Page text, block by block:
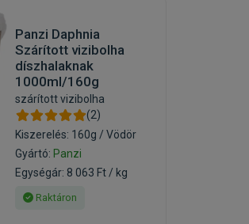
Panzi Daphnia
Szárított vizibolha
díszhalaknak
1000ml/160g
szárított vizibolha
(2)
Kiszerelés: 160g / Vödör
Gyártó: Panzi
Egységár: 8 063 Ft / kg
Raktáron